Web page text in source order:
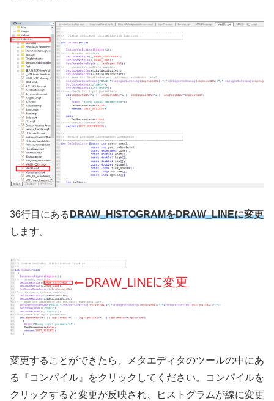
36行目にあるDRAW_HISTOGRAMをDRAW_LINEに変更
します。
変更することができたら、メタエディタのツールの中にあ
る『コンパイル』をクリックしてください。コンパイルを
クリックすると変更が反映され、ヒストグラムが線に変更